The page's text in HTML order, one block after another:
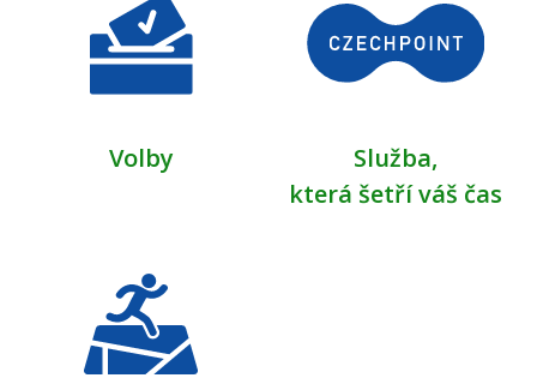
Volby
Služba,
která šetří váš čas